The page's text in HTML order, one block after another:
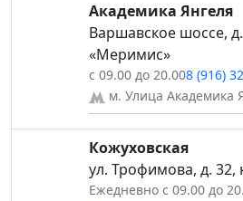
Академика Янгеля
Варшавское шоссе,
«Меримис»
с 09.00 до 20.008 (916)
м. Улица Академика
Кожуховская
ул. Трофимова, д. 32,
Ежедневно с 09.00 до